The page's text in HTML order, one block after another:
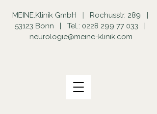
MEINE.Klinik GmbH | Rochusstr. 289 |
53123 Bonn | Tel.: 0228 299 77 033 |
neurologie@meine-klinik.com